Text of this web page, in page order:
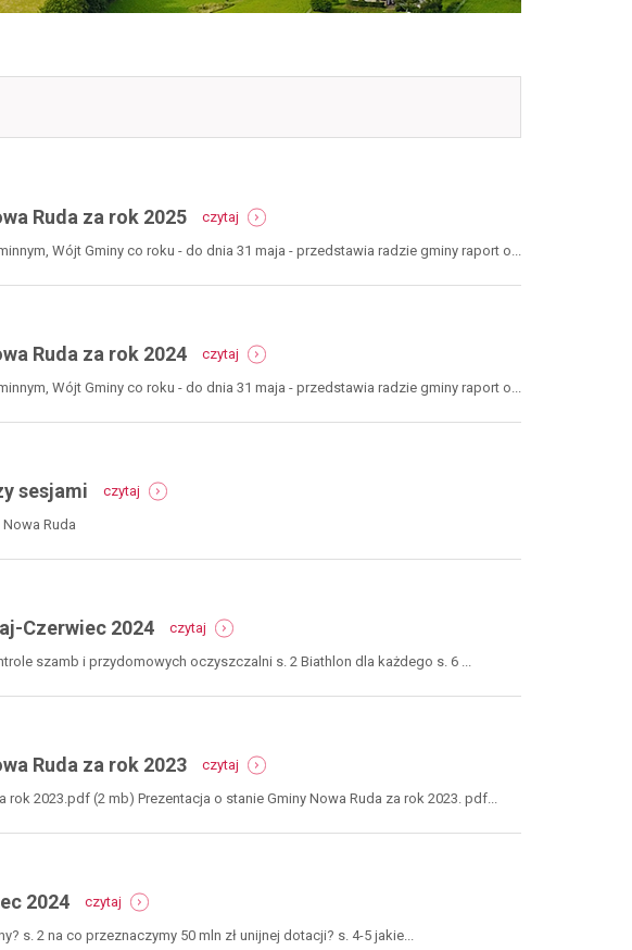
Ruda za rok 2025 czytaj
raport
o
gminy
za
rok
2025
Wójt Gminy co roku - do dnia 31 maja - przedstawia radzie gminy raport o...
Ruda za rok 2024 czytaj
raport
o
gminy
Wójt Gminy co roku - do dnia 31 maja - przedstawia radzie gminy raport o...
sesjami czytaj
informacje
między
Ruda
Czerwiec 2024 czytaj
numer
39-
kwiecień-
2024
szamb i przydomowych oczyszczalni s. 2 Biathlon dla każdego s. 6 ...
Ruda za rok 2023 czytaj
raport
o
gminy
2023
rok 2023.pdf (2 mb) Prezentacja o stanie Gminy Nowa Ruda za rok 2023. pdf...
2024 czytaj
numer
37-
s. 2 na co przeznaczymy 50 mln zł unijnej dotacji? s. 4-5 jakie...